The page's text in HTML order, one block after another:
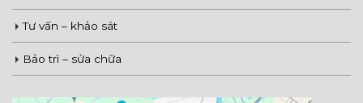
Tư vấn – khảo sát
Bảo trì – sửa chữa